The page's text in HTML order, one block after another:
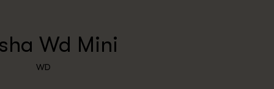
Wd Mini
WD